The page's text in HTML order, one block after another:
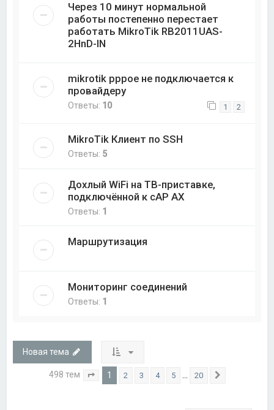
Через 10 минут нормальной
работы постепенно перестает
работать MikroTik RB2011UAS-
2HnD-IN
mikrotik pppoe не подключается к
провайдеру
Ответы: 10 1 2
MikroTik Клиент по SSH
Ответы: 5
Дохлый WiFi на ТВ-приставке,
подключённой к cAP AX
Ответы: 1
Маршрутизация
Мониторинг соединений
Ответы: 1
Новая тема
498 тем Страница из 20
1 2 3 4 5 20